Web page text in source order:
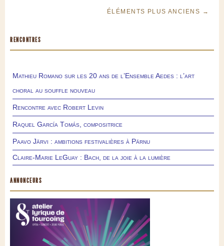
ÉLÉMENTS PLUS ANCIENS →
RENCONTRES
Mathieu Romano sur les 20 ans de l’Ensemble Aedes : l’art
choral au souffle nouveau
Rencontre avec Robert Levin
Raquel García Tomás, compositrice
Paavo Järvi : ambitions festivalières à Pärnu
Claire-Marie LeGuay : Bach, de la joie à la lumière
ANNONCEURS